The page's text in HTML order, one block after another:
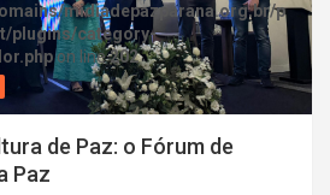
midiadepazparana.org.br/p
plugins/category-
on line202
de Paz: o Fórum de
Paz